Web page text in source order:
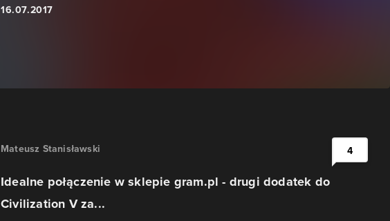
16.07.2017
Mateusz Stanisławski
Idealne połączenie w sklepie gram.pl - drugi dodatek do
Civilization V za...
4